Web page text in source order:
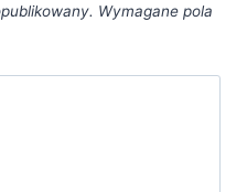
Wymagane pola